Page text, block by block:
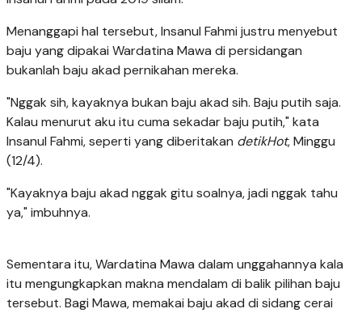
Menanggapi hal tersebut, Insanul Fahmi justru menyebut
baju yang dipakai Wardatina Mawa di persidangan
bukanlah baju akad pernikahan mereka.
"Nggak sih, kayaknya bukan baju akad sih. Baju putih saja.
Kalau menurut aku itu cuma sekadar baju putih," kata
Insanul Fahmi, seperti yang diberitakan detikHot, Minggu
(12/4).
"Kayaknya baju akad nggak gitu soalnya, jadi nggak tahu
ya," imbuhnya.
Sementara itu, Wardatina Mawa dalam unggahannya kala
itu mengungkapkan makna mendalam di balik pilihan baju
tersebut. Bagi Mawa, memakai baju akad di sidang cerai